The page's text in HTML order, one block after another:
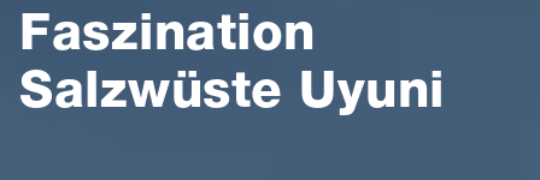
Faszination
Salzwüste Uyuni